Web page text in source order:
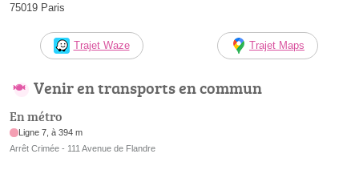
75019 Paris
Trajet Waze Trajet Maps
Venir en transports en commun
En métro
Ligne 7, à 394 m
Arrêt Crimée - 111 Avenue de Flandre